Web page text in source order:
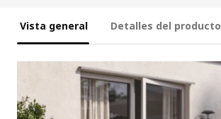
Vista general Detalles del producto